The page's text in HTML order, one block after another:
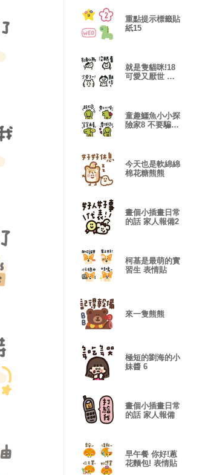
重點提示標籤貼
紙15
就是隻貓咪!18
可愛又厭世 表
童趣鱷魚小小探
險家8 不要騙
今天也是軟綿綿
棉花糖熊熊
畫個小插畫日常
的話 家人報備2
柯基是最萌的實
習生 表情貼
來一隻熊熊
極短的劉海的小
妹醬 6
畫個小插畫日常
的話 家人報備
早午餐 你好!蔥
花麵包! 表情貼